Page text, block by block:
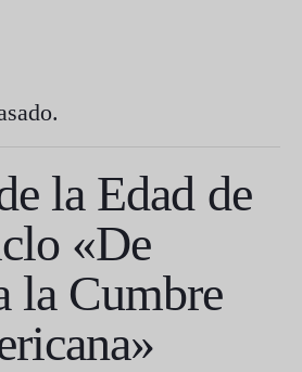
la Edad de
«De
la Cumbre